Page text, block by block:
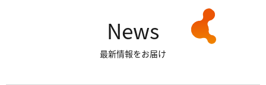
News
最新情報をお届け